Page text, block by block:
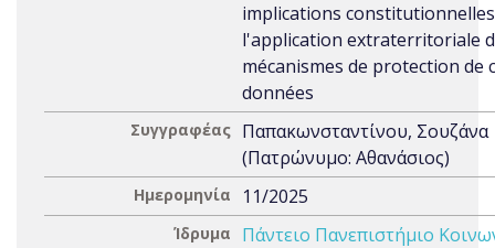
implications
l'application extraterritoriale
mécanismes de protection de
données
Συγγραφέας Παπακωνσταντίνου, Σουζάνα
(Πατρώνυμο: Αθανάσιος)
Ημερομηνία 11/2025
Ίδρυμα
Πάντειο Πανεπιστήμιο